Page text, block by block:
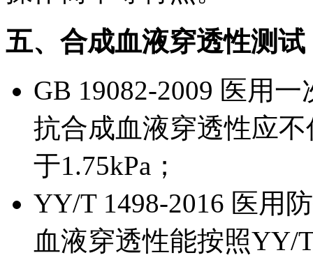
五、合成血液穿透性测试
GB 19082-2009 医用
抗合成血液穿透性应
于1.75kPa；
YY/T 1498-2016 医用
血液穿透性能按照YY/